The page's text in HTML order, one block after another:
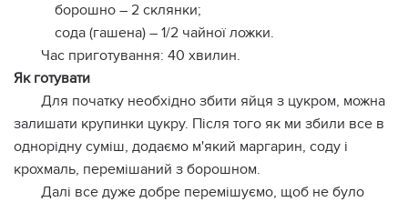
борошно – 2 склянки;
сода (гашена) – 1/2 чайної ложки.
Час приготування: 40 хвилин.
Як готувати
Для початку необхідно збити яйця з цукром, можна
залишати крупинки цукру. Після того як ми збили все в
однорідну суміш, додаємо м'який маргарин, соду і
крохмаль, перемішаний з борошном.
Далі все дуже добре перемішуємо, щоб не було